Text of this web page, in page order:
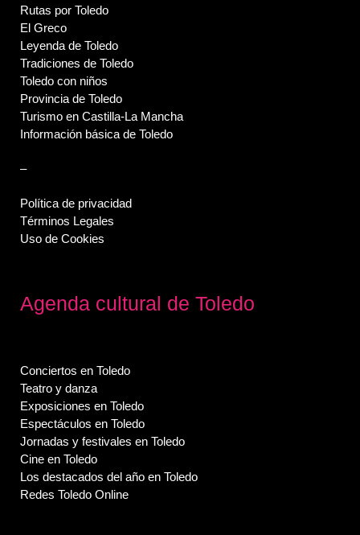
Rutas por Toledo
El Greco
Leyenda de Toledo
Tradiciones de Toledo
Toledo con niños
Provincia de Toledo
Turismo en Castilla-La Mancha
Información básica de Toledo
–
Política de privacidad
Términos Legales
Uso de Cookies
Agenda cultural de Toledo
Conciertos en Toledo
Teatro y danza
Exposiciones en Toledo
Espectáculos en Toledo
Jornadas y festivales en Toledo
Cine en Toledo
Los destacados del año en Toledo
Redes Toledo Online